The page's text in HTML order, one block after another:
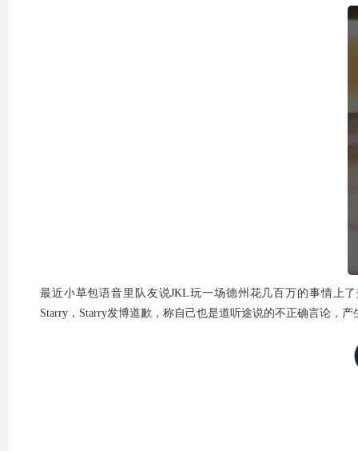
最近小草包语音里队友说JKL玩一场德州花几百万的事情上
Starry，Starry发博道歉，称自己也是道听途说的不正确言论，